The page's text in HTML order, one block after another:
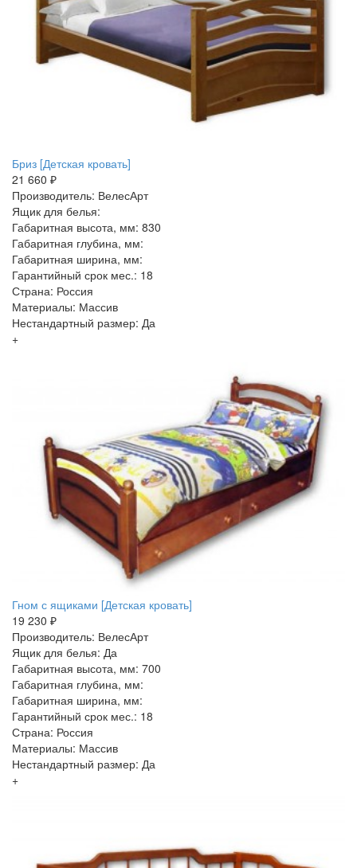
Бриз [Детская кровать]
21 660 ₽
Производитель: ВелесАрт
Ящик для белья:
Габаритная высота, мм: 830
Габаритная глубина, мм:
Габаритная ширина, мм:
Гарантийный срок мес.: 18
Страна: Россия
Материалы: Массив
Нестандартный размер: Да
+
Гном с ящиками [Детская кровать]
19 230 ₽
Производитель: ВелесАрт
Ящик для белья: Да
Габаритная высота, мм: 700
Габаритная глубина, мм:
Габаритная ширина, мм:
Гарантийный срок мес.: 18
Страна: Россия
Материалы: Массив
Нестандартный размер: Да
+